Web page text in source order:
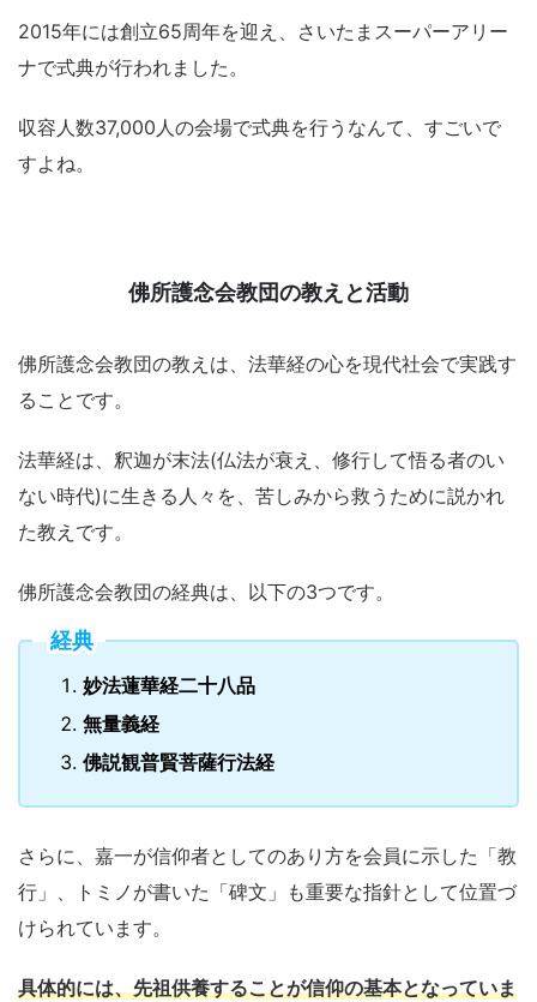
2015年には創立65周年を迎え、さいたまスーパーアリー
ナで式典が行われました。
収容人数37,000人の会場で式典を行うなんて、すごいで
すよね。
佛所護念会教団の教えと活動
佛所護念会教団の教えは、法華経の心を現代社会で実践す
ることです。
法華経は、釈迦が末法(仏法が衰え、修行して悟る者のい
ない時代)に生きる人々を、苦しみから救うために説かれ
た教えです。
佛所護念会教団の経典は、以下の3つです。
経典
妙法蓮華経二十八品
無量義経
佛説観普賢菩薩行法経
さらに、嘉一が信仰者としてのあり方を会員に示した「教
行」、トミノが書いた「碑文」も重要な指針として位置づ
けられています。
具体的には、先祖供養することが信仰の基本となっていま